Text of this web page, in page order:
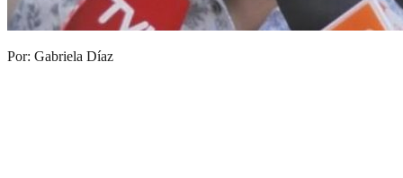
Por: Gabriela Díaz